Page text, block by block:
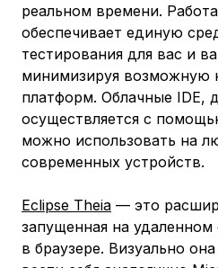
реальном времени.
обеспечивает единую
тестирования для вас и
минимизируя возможную
платформ. Облачные IDE,
осуществляется с
можно использовать на
современных устройств.
Eclipse Theia — это
запущенная на удаленном
в браузере. Визуально